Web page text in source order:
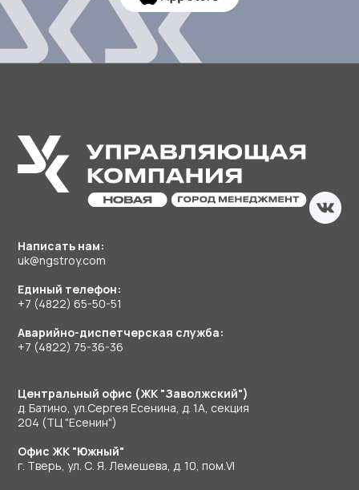
Написать нам:
uk@ngstroy.com
Единый телефон:
+7 (4822) 65-50-51
Аварийно-диспетчерская служба:
+7 (4822) 75-36-36
Центральный офис (ЖК "Заволжский")
д. Батино, ул.Сергея Есенина, д. 1А, секция
204 (ТЦ "Есенин")
Офис ЖК "Южный"
г. Тверь, ул. С. Я. Лемешева, д. 10, пом.VI